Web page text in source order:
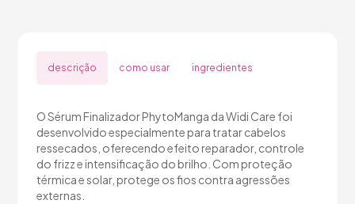
descrição como usar ingredientes
O Sérum Finalizador PhytoManga da Widi Care foi
desenvolvido especialmente para tratar cabelos
ressecados, oferecendo efeito reparador, controle
do frizz e intensificação do brilho. Com proteção
térmica e solar, protege os fios contra agressões
externas.